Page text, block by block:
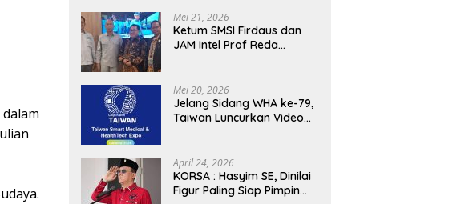
Mei 21, 2026
Ketum SMSI Firdaus dan
JAM Intel Prof Reda
SMSI Sukseskan Jaga
Desa dan Jaga Dapur
MBG, Perkuat Pengawasan
Mei 20, 2026
Jelang Sidang WHA ke-79,
Taiwan Luncurkan Video
Inovasi Kesehatan Global
April 24, 2026
KORSA : Hasyim SE, Dinilai
Figur Paling Siap Pimpin